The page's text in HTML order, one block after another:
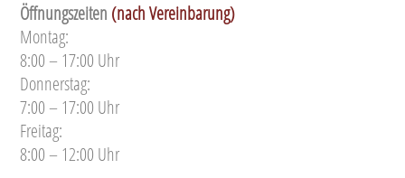
Öffnungszeiten (nach Vereinbarung)
Montag:
8:00 – 17:00 Uhr
Donnerstag:
7:00 – 17:00 Uhr
Freitag:
8:00 – 12:00 Uhr